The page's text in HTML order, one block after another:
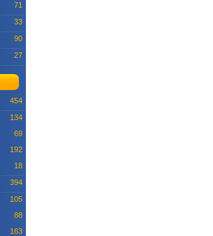
71
33
90
27
454
134
69
192
18
394
105
88
163